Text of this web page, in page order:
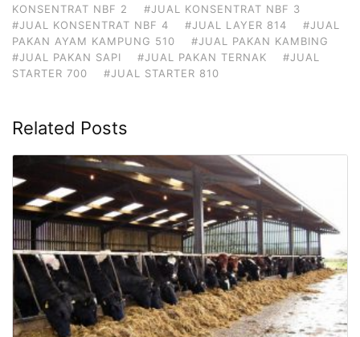
KONSENTRAT NBF 2
#JUAL KONSENTRAT NBF 3
#JUAL KONSENTRAT NBF 4
#JUAL LAYER 814
#JUAL
PAKAN AYAM KAMPUNG 510
#JUAL PAKAN KAMBING
#JUAL PAKAN SAPI
#JUAL PAKAN TERNAK
#JUAL
STARTER 700
#JUAL STARTER 810
Related Posts